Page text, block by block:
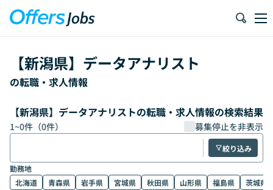
【新潟県】 データアナリスト
の転職・求人情報
【新潟県】データアナリストの転職・求人情報の検索結果
1~0件（0件） 募集停止を非表示
絞り込み
勤務地
北海道
青森県 岩手県 宮城県 秋田県 山形県 福島県
茨城県